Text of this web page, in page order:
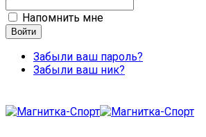
Напомнить мне
Забыли ваш пароль?
Забыли ваш ник?